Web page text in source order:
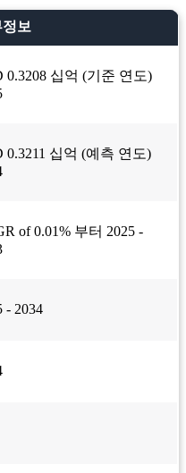
보
0.3208 십억 (기준 연도)
0.3211 십억 (예측 연도)
of 0.01% 부터 2025 -
- 2034